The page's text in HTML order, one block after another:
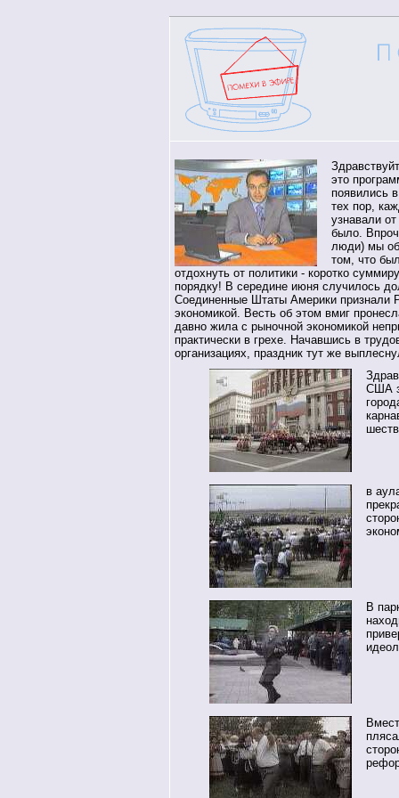
это
появились
тех пор,
узнавали
было.
люди) мы
том, что
отдохнуть от политики - коротко
порядку! В середине июня случилось
Соединенные Штаты Америки признали
экономикой. Весть об этом вмиг
давно жила с рыночной экономикой
практически в грехе. Начавшись в
организациях, праздник тут же
США
в
В